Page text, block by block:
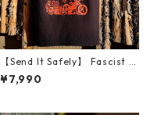
【Send It Safely】 Fascist C
ycling Shirt (サイズS)
¥7,990